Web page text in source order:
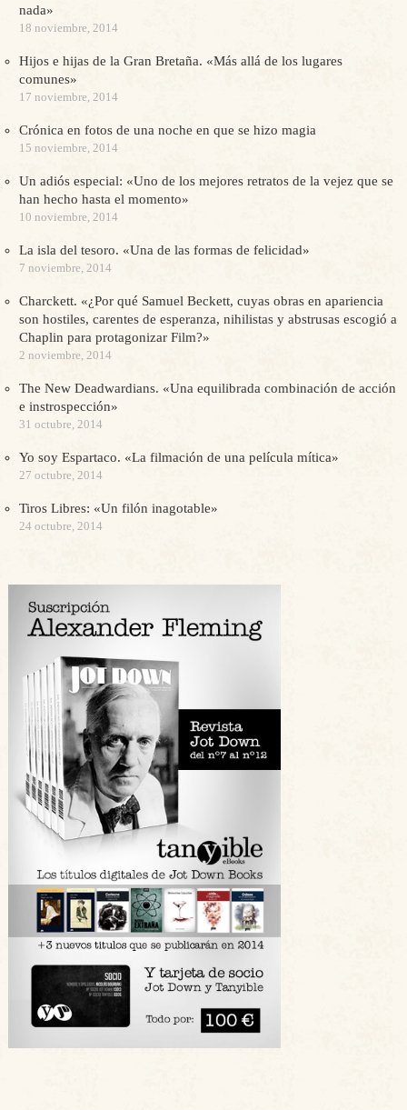
nada»
18 noviembre, 2014
Hijos e hijas de la Gran Bretaña. «Más allá de los lugares
comunes»
17 noviembre, 2014
Crónica en fotos de una noche en que se hizo magia
15 noviembre, 2014
Un adiós especial: «Uno de los mejores retratos de la vejez que se
han hecho hasta el momento»
10 noviembre, 2014
La isla del tesoro. «Una de las formas de felicidad»
7 noviembre, 2014
Charckett. «¿Por qué Samuel Beckett, cuyas obras en apariencia
son hostiles, carentes de esperanza, nihilistas y abstrusas escogió a
Chaplin para protagonizar Film?»
2 noviembre, 2014
The New Deadwardians. «Una equilibrada combinación de acción
e instrospección»
31 octubre, 2014
Yo soy Espartaco. «La filmación de una película mítica»
27 octubre, 2014
Tiros Libres: «Un filón inagotable»
24 octubre, 2014